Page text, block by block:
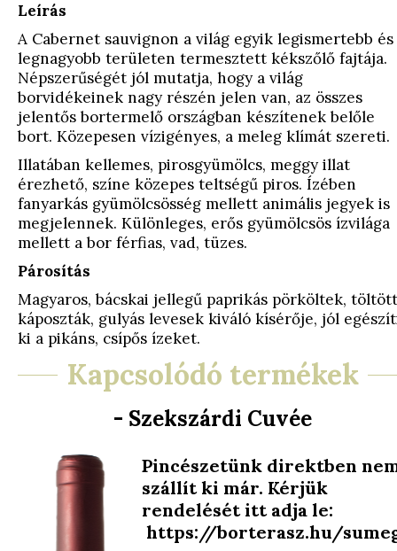
Leírás
A Cabernet sauvignon a világ egyik legismertebb és
legnagyobb területen termesztett kékszőlő fajtája.
Népszerűségét jól mutatja, hogy a világ
borvidékeinek nagy részén jelen van, az összes
jelentős bortermelő országban készítenek belőle
bort. Közepesen vízigényes, a meleg klímát szereti.
Illatában kellemes, pirosgyümölcs, meggy illat
érezhető, színe közepes teltségű piros. Ízében
fanyarkás gyümölcsösség mellett animális jegyek is
megjelennek. Különleges, erős gyümölcsös ízvilága
mellett a bor férfias, vad, tüzes.
Párosítás
Magyaros, bácskai jellegű paprikás pörköltek, töltött
káposzták, gulyás levesek kiváló kísérője, jól
ki a pikáns, csípős ízeket.
Kapcsolódó termékek
- Szekszárdi Cuvée
Pincészetünk direktben
szállít ki már. Kérjük
rendelését itt adja le:
https://borterasz.hu/